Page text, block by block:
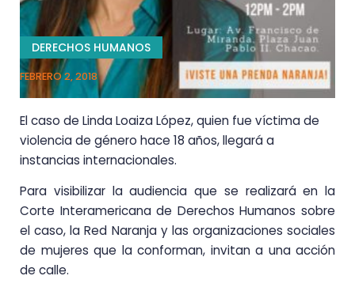
DERECHOS HUMANOS
FEBRERO 2, 2018
El caso de Linda Loaiza López, quien fue víctima de
violencia de género hace 18 años, llegará a
instancias internacionales.
Para visibilizar la audiencia que se realizará en la
Corte Interamericana de Derechos Humanos sobre
el caso, la Red Naranja y las organizaciones sociales
de mujeres que la conforman, invitan a una acción
de calle.